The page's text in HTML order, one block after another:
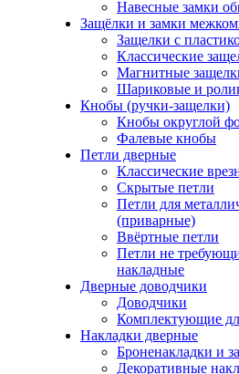
Навесные замки
Защёлки и замки
Защелки с
Классические
Магнитные
Шариковые и
Кнобы (ручки-защелки)
Кнобы округлой
Фалевые кнобы
Петли дверные
Классические
Скрытые петли
Петли для
(приварные)
Ввёртные петли
Петли не
накладные
Дверные доводчики
Доводчики
Комплектующие
Накладки дверные
Броненакладки и
Декоративные